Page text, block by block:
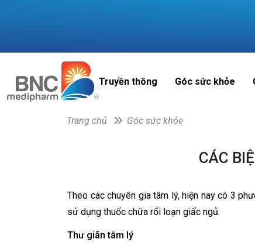
Truyền thông Góc sức khỏe
Trang chủ Góc sức khỏe
CÁC
Theo các chuyên gia tâm lý, hiện nay có 3
sử dụng thuốc chữa rối loạn giấc ngủ.
Thư giãn tâm lý